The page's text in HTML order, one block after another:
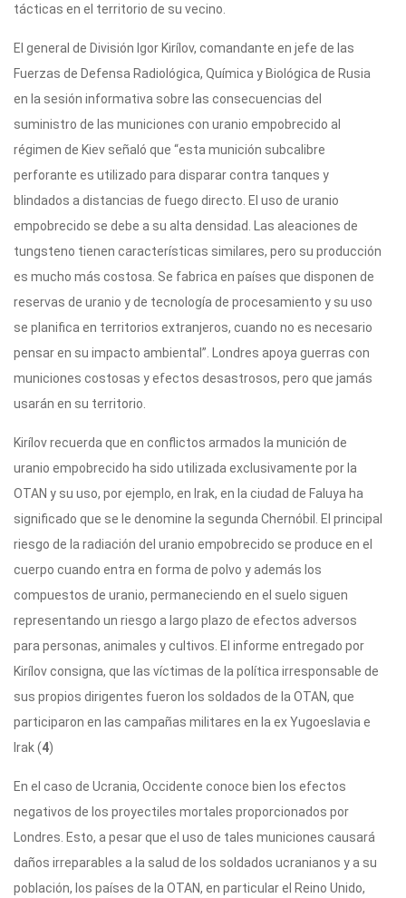
tácticas en el territorio de su vecino.
El general de División Igor Kirílov, comandante en jefe de las
Fuerzas de Defensa Radiológica, Química y Biológica de Rusia
en la sesión informativa sobre las consecuencias del
suministro de las municiones con uranio empobrecido al
régimen de Kiev señaló que “esta munición subcalibre
perforante es utilizado para disparar contra tanques y
blindados a distancias de fuego directo. El uso de uranio
empobrecido se debe a su alta densidad. Las aleaciones de
tungsteno tienen características similares, pero su producción
es mucho más costosa. Se fabrica en países que disponen de
reservas de uranio y de tecnología de procesamiento y su uso
se planifica en territorios extranjeros, cuando no es necesario
pensar en su impacto ambiental”. Londres apoya guerras con
municiones costosas y efectos desastrosos, pero que jamás
usarán en su territorio.
Kirílov recuerda que en conflictos armados la munición de
uranio empobrecido ha sido utilizada exclusivamente por la
OTAN y su uso, por ejemplo, en Irak, en la ciudad de Faluya ha
significado que se le denomine la segunda Chernóbil. El principal
riesgo de la radiación del uranio empobrecido se produce en el
cuerpo cuando entra en forma de polvo y además los
compuestos de uranio, permaneciendo en el suelo siguen
representando un riesgo a largo plazo de efectos adversos
para personas, animales y cultivos. El informe entregado por
Kirílov consigna, que las víctimas de la política irresponsable de
sus propios dirigentes fueron los soldados de la OTAN, que
participaron en las campañas militares en la ex Yugoeslavia e
Irak (4)
En el caso de Ucrania, Occidente conoce bien los efectos
negativos de los proyectiles mortales proporcionados por
Londres. Esto, a pesar que el uso de tales municiones causará
daños irreparables a la salud de los soldados ucranianos y a su
población, los países de la OTAN, en particular el Reino Unido,